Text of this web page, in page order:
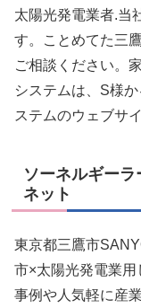
太陽光発電業者.当
す。ことめてた三
ご相談ください。
システムは、S様
ステムのウェブサイ
ソーネルギー
ネット
東京都三鷹市
市×太陽光発電業
事例や人気軽に産